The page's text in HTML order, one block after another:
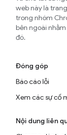
web này là
trong nhóm
bên ngoài
đó.
Đóng góp
Báo cáo lỗi
Xem các sự cố
Nội dung liên